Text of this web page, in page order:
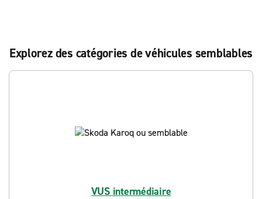
Explorez des catégories de véhicules semblables
VUS intermédiaire